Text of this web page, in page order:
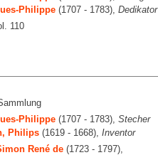
Philippe(1707 - 1783), Dedikator
110
Philippe(1707 - 1783), Stecher
Philips(1619 - 1668), Inventor
René de(1723 - 1797),